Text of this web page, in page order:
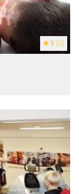
5 (2)